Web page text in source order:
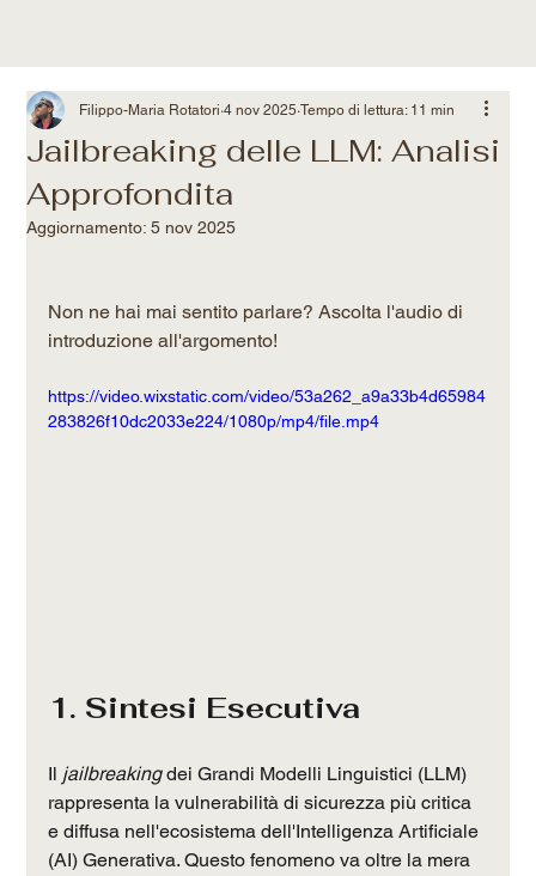
Jailbreaking delle LLM: Analisi
Approfondita
Filippo-Maria Rotatori 4 nov 2025 Tempo di lettura: 11 min
Aggiornamento:5 nov 2025
Non ne hai mai sentito parlare? Ascolta l'audio di
introduzione all'argomento!
https://video.wixstatic.com/video/53a262_a9a33b4d65984
283826f10dc2033e224/1080p/mp4/file.mp4
1. Sintesi Esecutiva
Il jailbreaking dei Grandi Modelli Linguistici (LLM)
rappresenta la vulnerabilità di sicurezza più critica
e diffusa nell'ecosistema dell'Intelligenza Artificiale
(AI) Generativa. Questo fenomeno va oltre la mera